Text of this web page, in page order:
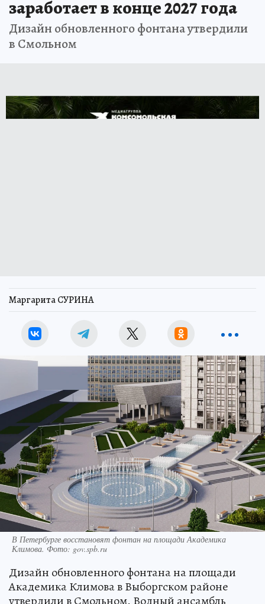
заработает в конце 2027 года
Дизайн обновленного фонтана утвердили
в Смольном
Маргарита СУРИНА
В Петербурге восстановят фонтан на площади Академика
Климова. Фото: gov.spb.ru
Дизайн обновленного фонтана на площади
Академика Климова в Выборгском районе